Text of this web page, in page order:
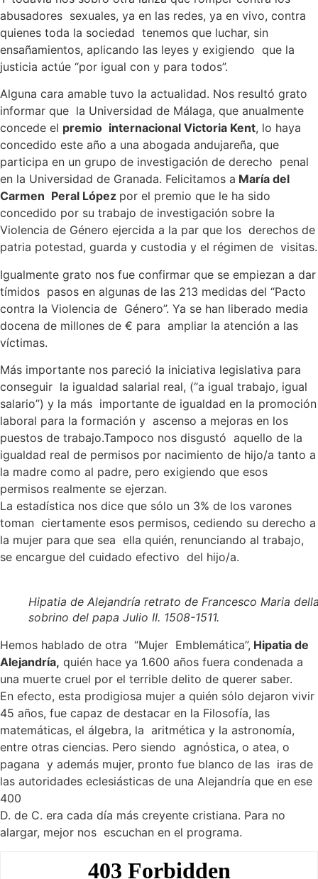
abusadores sexuales, ya en las redes, ya en vivo, contra
quienes toda la sociedad tenemos que luchar, sin
ensañamientos, aplicando las leyes y exigiendo que la
justicia actúe “por igual con y para todos”.
Alguna cara amable tuvo la actualidad. Nos resultó grato
informar que la Universidad de Málaga, que anualmente
concede el premio internacional Victoria Kent, lo haya
concedido este año a una abogada andujareña, que
participa en un grupo de investigación de derecho penal
en la Universidad de Granada. Felicitamos a María del
Carmen Peral López por el premio que le ha sido
concedido por su trabajo de investigación sobre la
Violencia de Género ejercida a la par que los derechos de
patria potestad, guarda y custodia y el régimen de visitas.
Igualmente grato nos fue confirmar que se empiezan a dar
tímidos pasos en algunas de las 213 medidas del “Pacto
contra la Violencia de Género”. Ya se han liberado media
docena de millones de € para ampliar la atención a las
víctimas.
Más importante nos pareció la iniciativa legislativa para
conseguir la igualdad salarial real, (“a igual trabajo, igual
salario”) y la más importante de igualdad en la promoción
laboral para la formación y ascenso a mejoras en los
puestos de trabajo.Tampoco nos disgustó aquello de la
igualdad real de permisos por nacimiento de hijo/a tanto a
la madre como al padre, pero exigiendo que esos
permisos realmente se ejerzan.
La estadística nos dice que sólo un 3% de los varones
toman ciertamente esos permisos, cediendo su derecho a
la mujer para que sea ella quién, renunciando al trabajo,
se encargue del cuidado efectivo del hijo/a.
Hipatia de Alejandría retrato de Francesco Maria
sobrino del papa Julio II. 1508-1511.
Hemos hablado de otra “Mujer Emblemática”, Hipatia de
Alejandría, quién hace ya 1.600 años fuera condenada a
una muerte cruel por el terrible delito de querer saber.
En efecto, esta prodigiosa mujer a quién sólo dejaron vivir
45 años, fue capaz de destacar en la Filosofía, las
matemáticas, el álgebra, la aritmética y la astronomía,
entre otras ciencias. Pero siendo agnóstica, o atea, o
pagana y además mujer, pronto fue blanco de las iras de
las autoridades eclesiásticas de una Alejandría que en ese
400
D. de C. era cada día más creyente cristiana. Para no
alargar, mejor nos escuchan en el programa.